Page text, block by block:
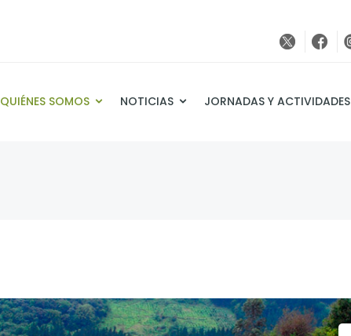
QUIÉNES SOMOS NOTICIAS JORNADAS Y ACTIVIDADES